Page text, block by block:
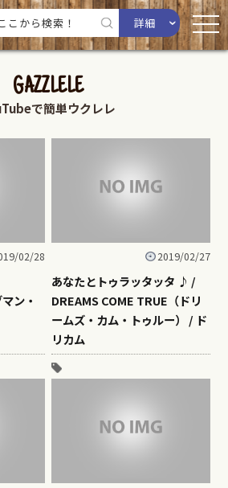
詳細
GAZZLELE
で簡単ウクレレ
02/28
ン・
2019/02/27
あなたとトゥラッタッタ ♪ /
DREAMS COME TRUE（ドリ
ームズ・カム・トゥルー） / ド
リカム